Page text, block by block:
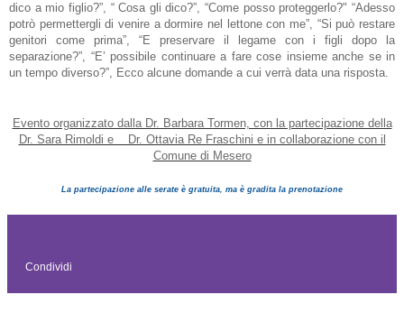
dico a mio figlio?”, “ Cosa gli dico?”, “Come posso proteggerlo?" “Adesso
potrò permettergli di venire a dormire nel lettone con me”, “Si può restare
genitori come prima”, “E preservare il legame con i figli dopo la
separazione?”, “E’ possibile continuare a fare cose insieme anche se in
un tempo diverso?”, Ecco alcune domande a cui verrà data una risposta.
Evento organizzato dalla Dr. Barbara Tormen, con la partecipazione della
Dr. Sara Rimoldi e Dr. Ottavia Re Fraschini e in collaborazione con il
Comune di Mesero
La partecipazione alle serate è gratuita, ma è gradita la prenotazione
Condividi